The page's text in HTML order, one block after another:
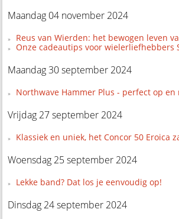
Maandag 04 november 2024
Reus van Wierden: het bewogen leven
Onze cadeautips voor wielerliefhebbers
Maandag 30 september 2024
Northwave Hammer Plus - perfect op en
Vrijdag 27 september 2024
Klassiek en uniek, het Concor 50 Eroica
Woensdag 25 september 2024
Lekke band? Dat los je eenvoudig op!
Dinsdag 24 september 2024